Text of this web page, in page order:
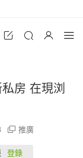
房 在現浏
推廣
登錄